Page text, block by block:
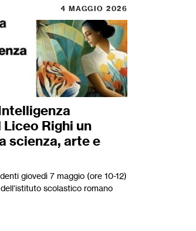
4 MAGGIO 2026
Righi un
scienza, arte e
giovedì 7 maggio (ore 10-12)
scolastico romano